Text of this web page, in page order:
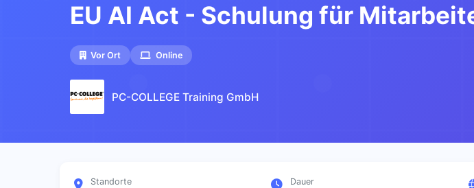
EU AI Act - Schulung für
Vor Ort Online
PC-COLLEGE Training GmbH
Standorte Dauer